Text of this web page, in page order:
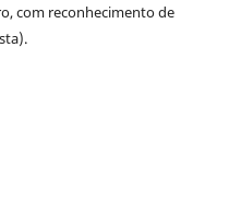
com reconhecimento de